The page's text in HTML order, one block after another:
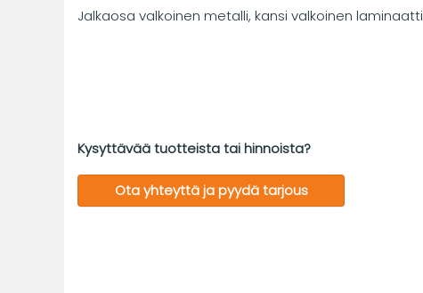
Jalkaosa valkoinen metalli, kansi valkoinen laminaatti
Kysyttävää tuotteista tai hinnoista?
Ota yhteyttä ja pyydä tarjous